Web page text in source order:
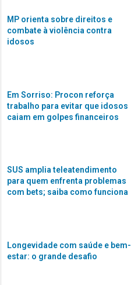
MP orienta sobre direitos e
combate à violência contra
idosos
Em Sorriso: Procon reforça
trabalho para evitar que idosos
caiam em golpes financeiros
SUS amplia teleatendimento
para quem enfrenta problemas
com bets; saiba como funciona
Longevidade com saúde e bem-
estar: o grande desafio